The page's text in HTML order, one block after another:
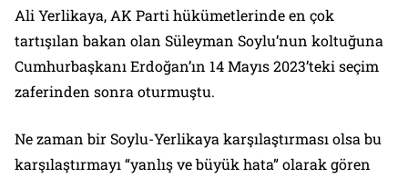
Ali Yerlikaya, AK Parti hükümetlerinde en çok
tartışılan bakan olan Süleyman Soylu’nun koltuğuna
Cumhurbaşkanı Erdoğan’ın 14 Mayıs 2023’teki seçim
zaferinden sonra oturmuştu.
Ne zaman bir Soylu-Yerlikaya karşılaştırması olsa bu
karşılaştırmayı “yanlış ve büyük hata” olarak gören